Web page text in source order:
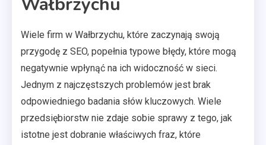
Wiele firm w Wałbrzychu, które zaczynają swoją
przygodę z SEO, popełnia typowe błędy, które mogą
negatywnie wpłynąć na ich widoczność w sieci.
Jednym z najczęstszych problemów jest brak
odpowiedniego badania słów kluczowych. Wiele
przedsiębiorstw nie zdaje sobie sprawy z tego, jak
istotne jest dobranie właściwych fraz, które